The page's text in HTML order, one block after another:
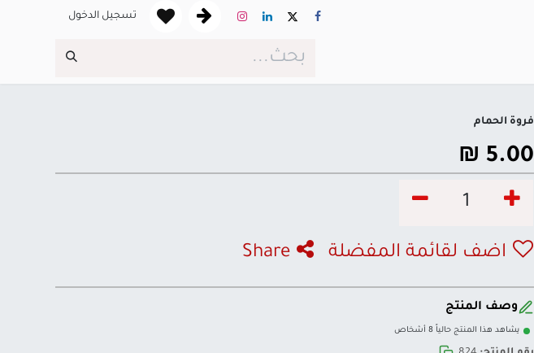
تسجيل الدخول
فروة الحمام
5.00
₪
اضف لقائمة المفضلة Share
وصف المنتج
يشاهد هذا المنتج حالياً 8 أشخاص